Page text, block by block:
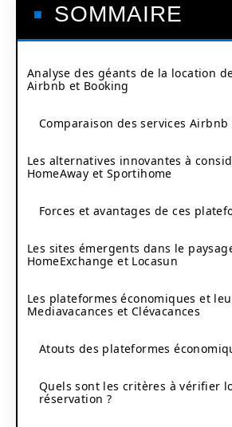
SOMMAIRE
Analyse des géants de la location
Airbnb et Booking
Comparaison des services Airbnb
Les alternatives innovantes à
HomeAway et Sportihome
Forces et avantages de ces
Les sites émergents dans le
HomeExchange et Locasun
Les plateformes économiques et
Mediavacances et Clévacances
Atouts des plateformes
Quels sont les critères à vérifier
réservation ?